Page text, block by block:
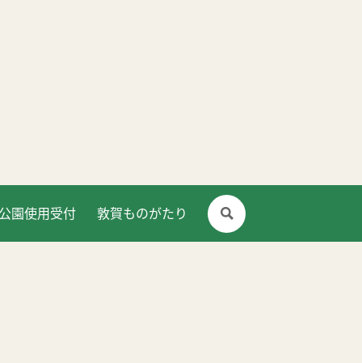
公園使用受付 敦賀ものがたり